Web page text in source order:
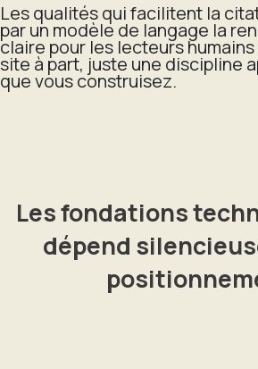
Les qualités qui facilitent la
par un modèle de langage la
claire pour les lecteurs
site à part, juste une discipline
que vous construisez.
Les fondations
dépend